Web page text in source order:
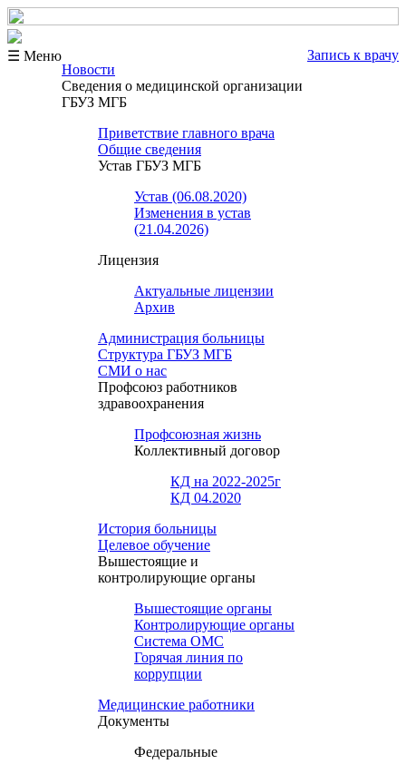
☰ Меню
Запись к врачу
Новости
Сведения о медицинской организации
ГБУЗ МГБ
Приветствие главного врача
Общие сведения
Устав ГБУЗ МГБ
Устав (06.08.2020)
Изменения в устав
(21.04.2026)
Лицензия
Актуальные лицензии
Архив
Администрация больницы
Структура ГБУЗ МГБ
СМИ о нас
Профсоюз работников
здравоохранения
Профсоюзная жизнь
Коллективный договор
КД на 2022-2025г
КД 04.2020
История больницы
Целевое обучение
Вышестоящие и
контролирующие органы
Вышестоящие органы
Контролирующие органы
Система ОМС
Горячая линия по
коррупции
Медицинские работники
Документы
Федеральные